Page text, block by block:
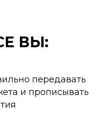
ВЫ:
передавать
и прописывать